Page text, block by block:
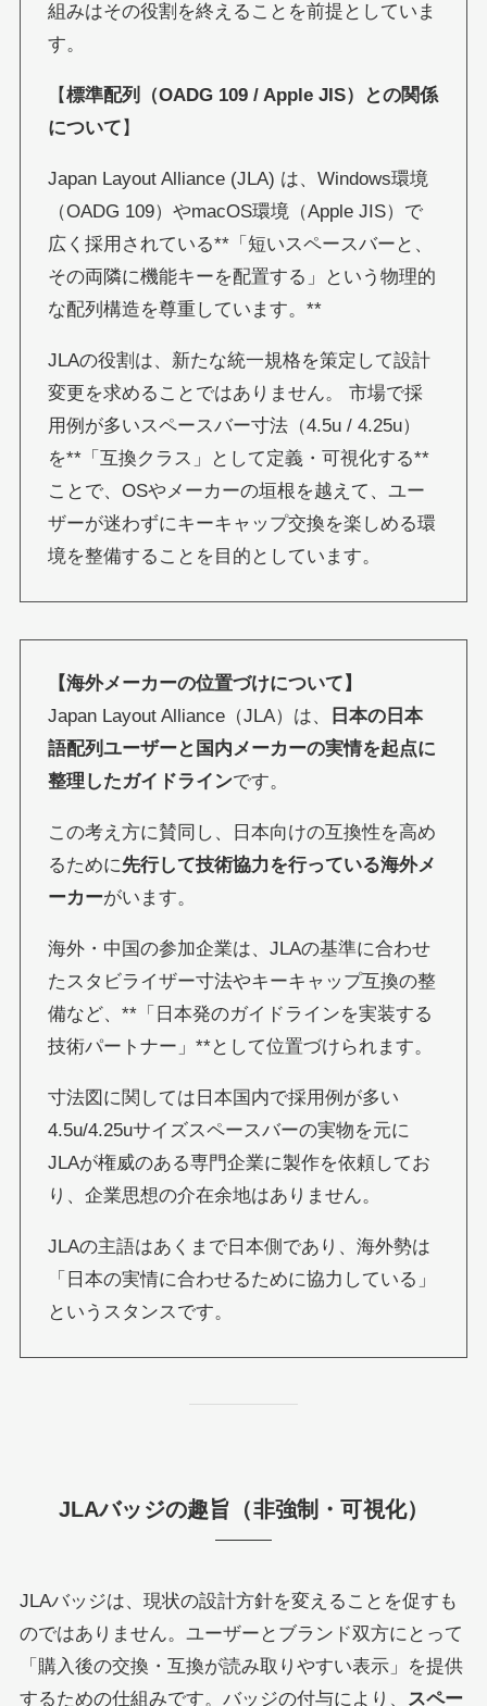
組みはその役割を終えることを前提としていま
す。
【標準配列（OADG 109 / Apple JIS）との関係
について 】
Japan Layout Alliance (JLA) は、Windows環境
（OADG 109）やmacOS環境（Apple JIS）で
広く採用されている**「短いスペースバーと、
その両隣に機能キーを配置する」という物理的
な配列構造を尊重しています。**
JLAの役割は、新たな統一規格を策定して設計
変更を求めることではありません。 市場で採
用例が多いスペースバー寸法（4.5u / 4.25u）
を**「互換クラス」として定義・可視化する**
ことで、OSやメーカーの垣根を越えて、ユー
ザーが迷わずにキーキャップ交換を楽しめる環
境を整備することを目的としています。
【海外メーカーの位置づけについて】
Japan Layout Alliance（JLA）は、
日本の日本
語配列ユーザーと国内メーカーの実情を起点に
整理したガイドラインです。
この考え方に賛同し、日本向けの互換性を高め
るために先行して技術協力を行っている海外メ
ーカーがいます。
海外・中国の参加企業は、JLAの基準に合わせ
たスタビライザー寸法やキーキャップ互換の整
備など、**「日本発のガイドラインを実装する
技術パートナー」**として位置づけられます。
寸法図に関しては日本国内で採用例が多い
4.5u/4.25uサイズスペースバーの実物を元に
JLAが権威のある専門企業に製作を依頼してお
り、企業思想の介在余地はありません。
JLAの主語はあくまで日本側であり、海外勢は
「日本の実情に合わせるために協力している」
というスタンスです。
JLAバッジの趣旨（非強制・可視化）
JLAバッジは、現状の設計方針を変えることを促すも
のではありません。ユーザーとブランド双方にとって
「購入後の交換・互換が読み取りやすい表示」を提供
するための仕組みです。バッジの付与により、 スペー